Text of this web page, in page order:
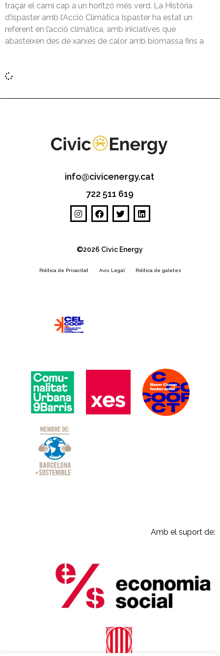
traçar el camí cap a un horitzó més verd. La Història
d’Ispaster amb l’Acció Climàtica Ispaster ha estat un
referent en l’acció climàtica, amb iniciatives que
abasteixen des de xarxes de calor amb biomassa fins a
info@civicenergy.cat
722 511 619
©2026 Civic Energy
Política de Privacitat Avis Legal Política de galetes
Amb el suport de: